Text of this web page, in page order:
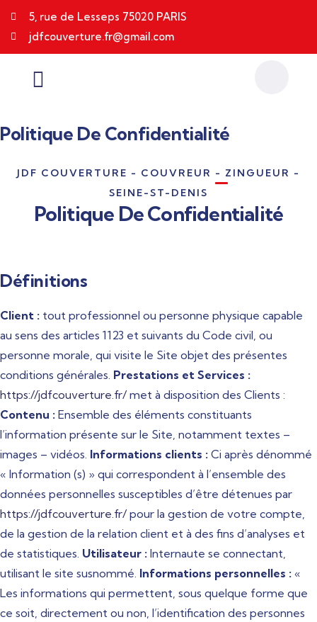
5, rue de Lesseps 75020 PARIS
jdfcouverture.fr@gmail.com
Politique De Confidentialité
JDF COUVERTURE - COUVREUR - ZINGUEUR -
SEINE-ST-DENIS
Politique De Confidentialité
Définitions
Client : tout professionnel ou personne physique capable
au sens des articles 1123 et suivants du Code civil, ou
personne morale, qui visite le Site objet des présentes
conditions générales. Prestations et Services :
https://jdfcouverture.fr/met à disposition des Clients :
Contenu : Ensemble des éléments constituants
l’information présente sur le Site, notamment textes –
images – vidéos. Informations clients : Ci après dénommé
« Information (s) » qui correspondent à l’ensemble des
données personnelles susceptibles d’être détenues par
https://jdfcouverture.fr/pour la gestion de votre compte,
de la gestion de la relation client et à des fins d’analyses et
de statistiques. Utilisateur : Internaute se connectant,
utilisant le site susnommé. Informations personnelles : «
Les informations qui permettent, sous quelque forme que
ce soit, directement ou non, l’identification des personnes